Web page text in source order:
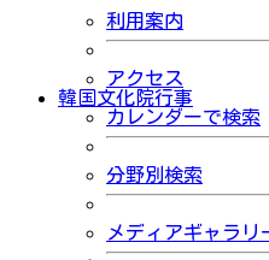
利用案内
アクセス
韓国文化院行事
カレンダーで検索
分野別検索
メディアギャラリ